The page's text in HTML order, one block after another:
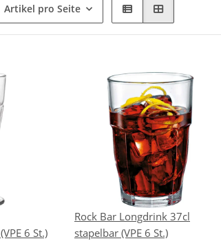
Artikel pro Seite
Eiskaffeebecher 38cl (VPE 6 St.)
Rock Bar Longdrink 37cl
stapelbar (VPE 6 St.)